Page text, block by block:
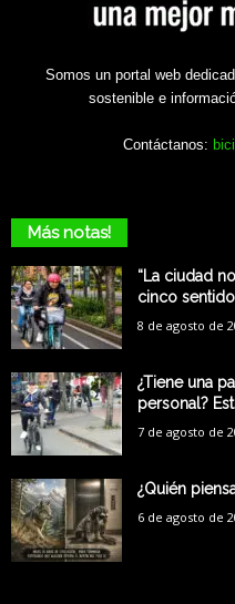
Somos un portal web
sostenible e
Contáctanos:
Más notas!
“La ciudad
cinco
8 de agosto de
¿Tiene una
personal?
7 de agosto de
¿Quién
6 de agosto de